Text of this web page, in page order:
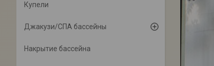
Купели
Джакузи/СПА бассейны
Накрытие бассейна